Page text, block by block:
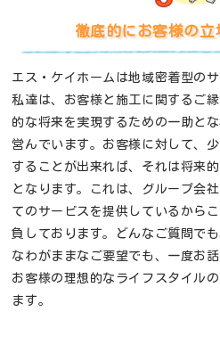
徹底的にお客様の立
エス・ケイホームは地域密着型の
私達は、お客様と施工に関するご
的な将来を実現するための一助と
営んでいます。お客様に対して、
することが出来れば、それは将来
となります。これは、グループ会
てのサービスを提供しているから
負しております。どんなご質問で
なわがままなご要望でも、一度お
お客様の理想的なライフスタイル
ます。